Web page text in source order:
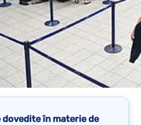
dovedite în materie de